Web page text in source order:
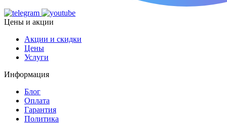
Цены и акции
Акции и скидки
Цены
Услуги
Информация
Блог
Оплата
Гарантия
Политика